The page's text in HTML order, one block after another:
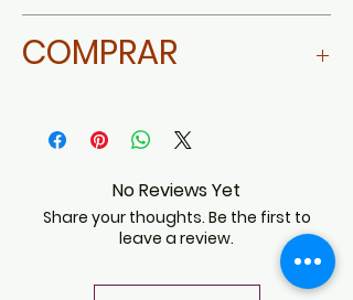
COMPRAR
No Reviews Yet
Share your thoughts. Be the first to
leave a review.